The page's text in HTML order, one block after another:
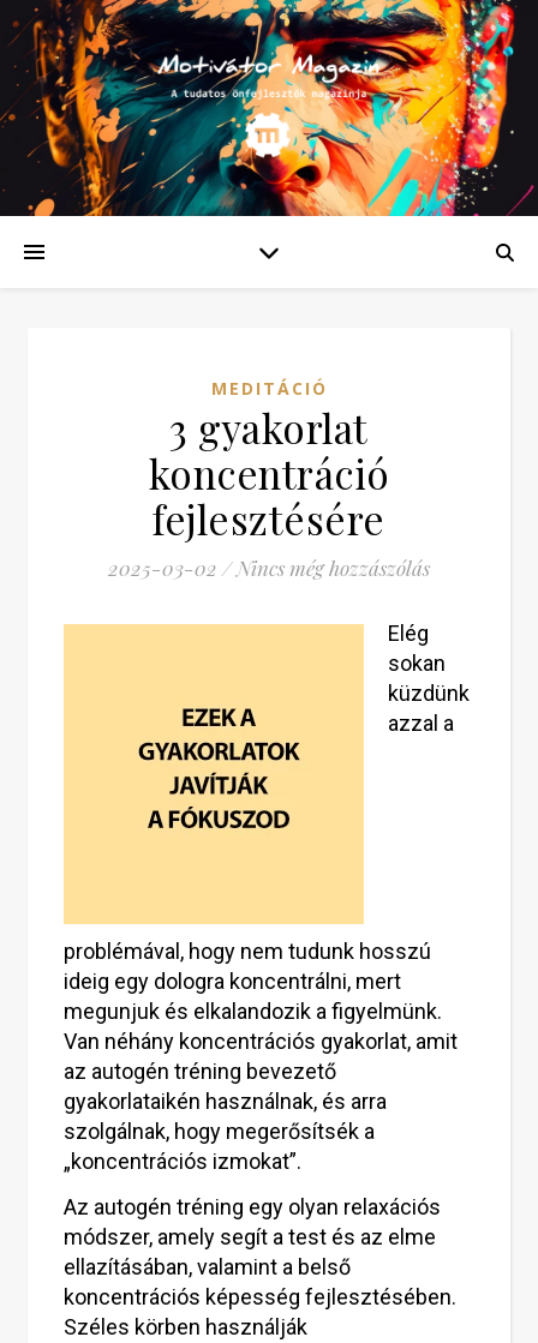
MEDITÁCIÓ
3 gyakorlat
koncentráció
fejlesztésére
2025-03-02 / Nincs még hozzászólás
Elég
sokan
küzdünk
azzal a
problémával, hogy nem tudunk hosszú
ideig egy dologra koncentrálni, mert
megunjuk és elkalandozik a figyelmünk.
Van néhány koncentrációs gyakorlat, amit
az autogén tréning bevezető
gyakorlataikén használnak, és arra
szolgálnak, hogy megerősítsék a
„koncentrációs izmokat”.
Az autogén tréning egy olyan relaxációs
módszer, amely segít a test és az elme
ellazításában, valamint a belső
koncentrációs képesség fejlesztésében.
Széles körben használják